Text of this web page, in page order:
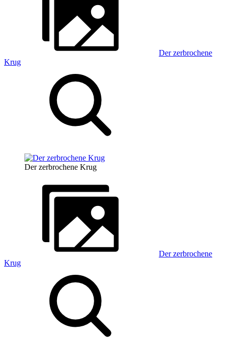
Der zerbrochene
Krug
Der zerbrochene Krug
Der zerbrochene
Krug